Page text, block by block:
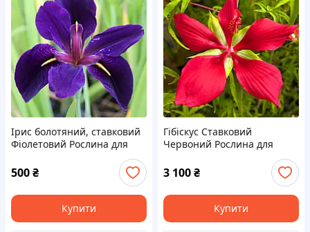
Ірис болотяний, ставковий
Фіолетовий Рослина для
прибережної зони, ставка,
біоплато
500₴
Купити
Гібіскус Ставковий
Червоний Рослина для
прибережної зони, ставка,
біоплато
3 100₴
Купити